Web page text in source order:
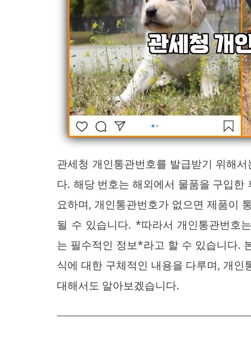
관세청 개인통관번호를 발급받기 위해
다. 해당 번호는 해외에서 물품을 구입한
요하며, 개인통관번호가 없으면 제품이
될 수 있습니다. *따라서 개인통관번호
는 필수적인 정보*라고 할 수 있습니다.
식에 대한 구체적인 내용을 다루며, 개인
대해서도 알아보겠습니다.